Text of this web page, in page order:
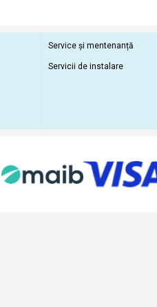
Service și mentenanță
Servicii de instalare